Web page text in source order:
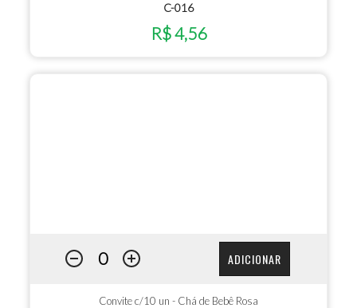
C-016
R$ 4,56
ADICIONAR
Convite c/10 un - Chá de Bebê Rosa